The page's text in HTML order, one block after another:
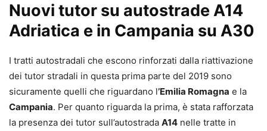
Nuovi tutor su autostrade A14
Adriatica e in Campania su A30
I tratti autostradali che escono rinforzati dalla riattivazione
dei tutor stradali in questa prima parte del 2019 sono
sicuramente quelli che riguardano l’Emilia Romagna e la
Campania. Per quanto riguarda la prima, è stata rafforzata
la presenza dei tutor sull’autostrada A14 nelle tratte in